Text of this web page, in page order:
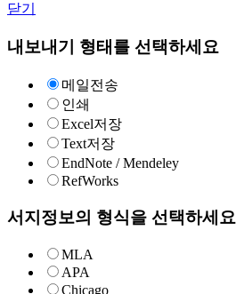
닫기
내보내기 형태를 선택하세요
메일전송
인쇄
Excel저장
Text저장
EndNote / Mendeley
RefWorks
서지정보의 형식을 선택하세요
MLA
APA
Chicago